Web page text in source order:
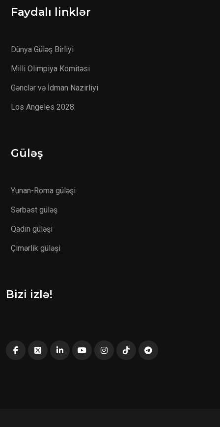
Faydalı linklər
Dünya Güləş Birliyi
Milli Olimpiya Komitəsi
Gənclər və İdman Nazirliyi
Los Angeles 2028
Güləş
Yunan-Roma güləşi
Sərbəst güləş
Qadın güləşi
Çimərlik güləşi
Bizi izlə!